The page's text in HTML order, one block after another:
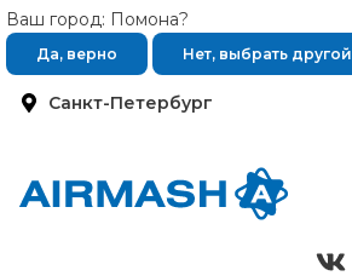
Санкт-Петербург
Ваш город: Помона?
Да, верно Нет, выбрать другой